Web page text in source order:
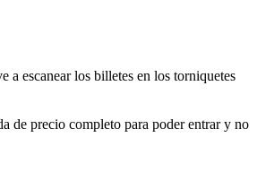
a escanear los billetes en los torniquetes
de precio completo para poder entrar y no